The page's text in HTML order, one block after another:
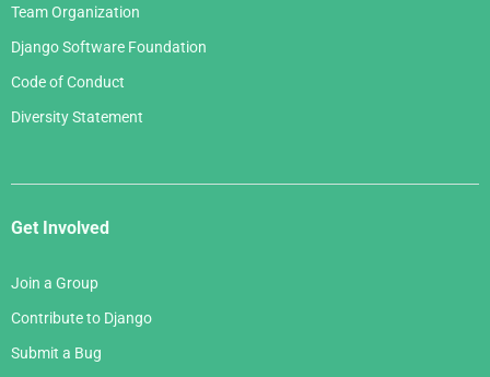
Team Organization
Django Software Foundation
Code of Conduct
Diversity Statement
Get Involved
Join a Group
Contribute to Django
Submit a Bug